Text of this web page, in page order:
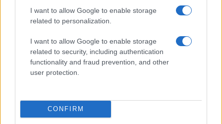
I want to allow Google to enable storage
related to personalization.
I want to allow Google to enable storage
related to security, including authentication
functionality and fraud prevention, and other
user protection.
CONFIRM
Quando termina il bonus
Giorgetti
L’incentivo non è permanente e si interrompe al
che il bonus termina quando il lavoratore
raggiungel’età per la pensione di vecchiaia